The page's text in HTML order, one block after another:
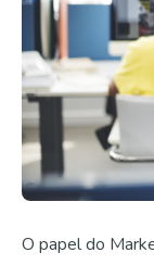
O papel do